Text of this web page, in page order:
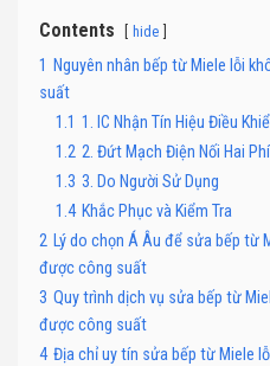
Contents hide
1 Nguyên nhân bếp từ Miele lỗi
suất
1.1 1. IC Nhận Tín Hiệu Điều
1.2 2. Đứt Mạch Điện Nối Hai
1.3 3. Do Người Sử Dụng
1.4 Khắc Phục và Kiểm Tra
2 Lý do chọn Á Âu để sửa bếp từ
được công suất
3 Quy trình dịch vụ sửa bếp từ
được công suất
4 Địa chỉ uy tín sửa bếp từ Miele